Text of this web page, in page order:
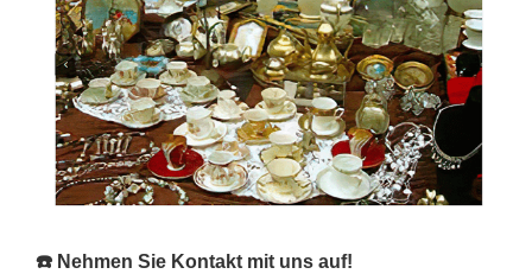
☎️ Nehmen Sie Kontakt mit uns auf!